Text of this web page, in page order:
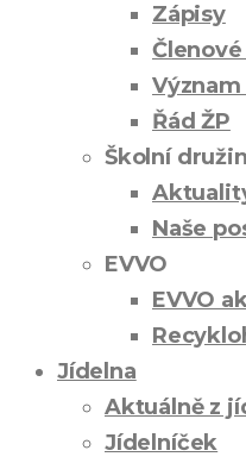
Zápisy
Členové
Význam
Řád ŽP
Školní
Naše
EVVO
EVVO
Jídelna
Aktuálně z
Jídelníček